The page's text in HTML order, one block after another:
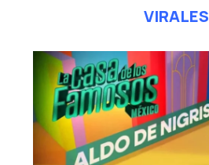
VIRALES